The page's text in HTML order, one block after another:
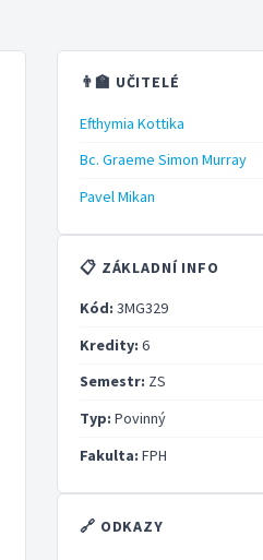
👨‍🏫 UČITELÉ
Efthymia Kottika
Bc. Graeme Simon Murray
Pavel Mikan
📋 ZÁKLADNÍ INFO
Kód: 3MG329
Kredity: 6
Semestr: ZS
Typ: Povinný
Fakulta: FPH
🔗 ODKAZY